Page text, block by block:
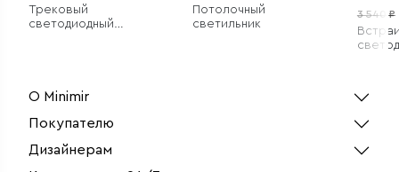
Трековый
светодиодный
Потолочный
светильник
3 540 ₽
О Minimir
Покупателю
Дизайнерам